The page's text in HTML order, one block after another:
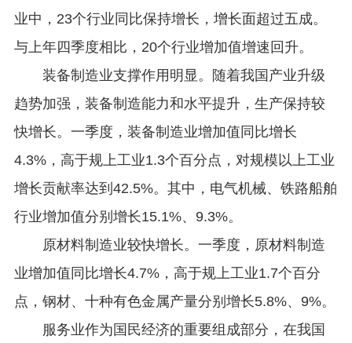
业中，23个行业同比保持增长，增长面超过五成。
与上年四季度相比，20个行业增加值增速回升。
装备制造业支撑作用明显。随着我国产业升级
趋势加强，装备制造能力和水平提升，生产保持较
快增长。一季度，装备制造业增加值同比增长
4.3%，高于规上工业1.3个百分点，对规模以上工业
增长贡献率达到42.5%。其中，电气机械、铁路船舶
行业增加值分别增长15.1%、9.3%。
原材料制造业较快增长。一季度，原材料制造
业增加值同比增长4.7%，高于规上工业1.7个百分
点，钢材、十种有色金属产量分别增长5.8%、9%。
服务业作为国民经济的重要组成部分，在我国